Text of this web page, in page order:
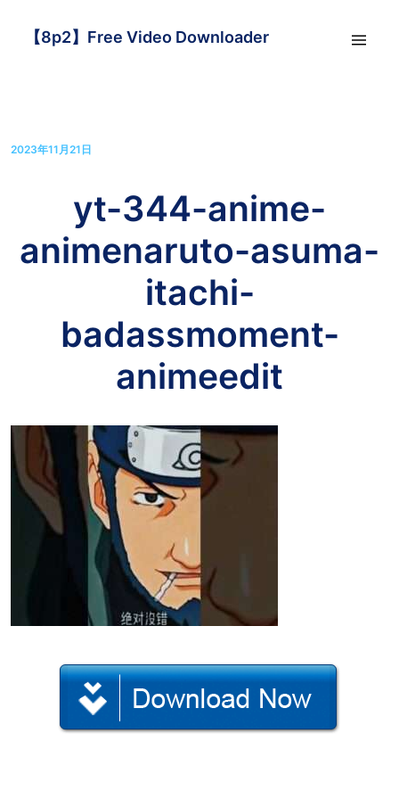
【8p2】Free Video Downloader
2023年11月21日
yt-344-anime-
animenaruto-asuma-
itachi-
badassmoment-
animeedit